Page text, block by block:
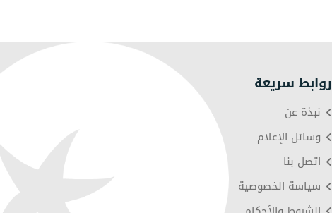
روابط سريعة
نبذة عن
وسائل الإعلام
اتصل بنا
سياسة الخصوصية